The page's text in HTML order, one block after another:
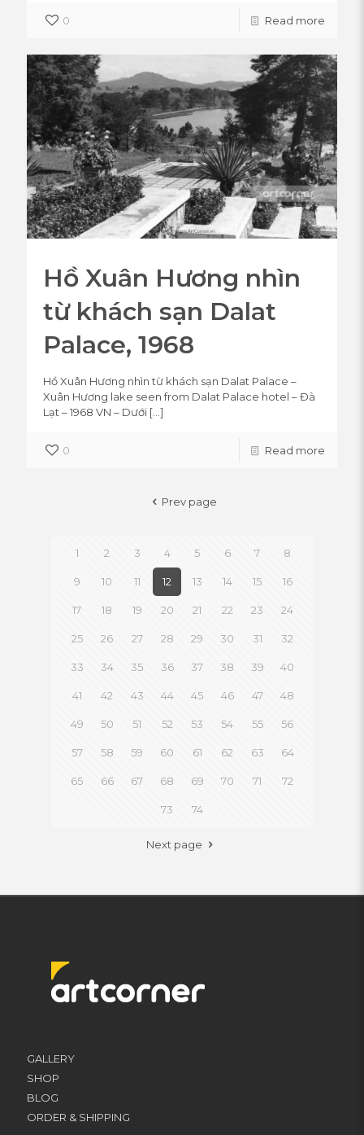
0 Read more
Hồ Xuân Hương nhìn
từ khách sạn Dalat
Palace, 1968
Hồ Xuân Hương nhìn từ khách sạn Dalat Palace –
Xuân Hương lake seen from Dalat Palace hotel – Đà
Lạt – 1968 VN – Dưới […]
0 Read more
Prev page
1 2 3 4 5 6 7 8
9 10 11 12 13 14 15 16
17 18 19 20 21 22 23 24
25 26 27 28 29 30 31 32
33 34 35 36 37 38 39 40
41 42 43 44 45 46 47 48
49 50 51 52 53 54 55 56
57 58 59 60 61 62 63 64
65 66 67 68 69 70 71 72
73 74
Next page
GALLERY
SHOP
BLOG
ORDER & SHIPPING